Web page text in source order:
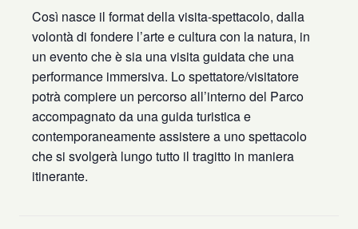
Così nasce il format della visita-spettacolo, dalla
volontà di fondere l’arte e cultura con la natura, in
un evento che è sia una visita guidata che una
performance immersiva. Lo spettatore/visitatore
potrà compiere un percorso all’interno del Parco
accompagnato da una guida turistica e
contemporaneamente assistere a uno spettacolo
che si svolgerà lungo tutto il tragitto in maniera
itinerante.